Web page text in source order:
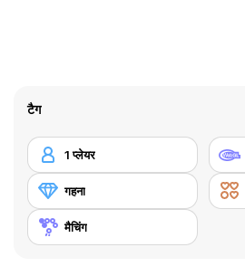
टैग
1 प्लेयर
गहना
मैचिंग